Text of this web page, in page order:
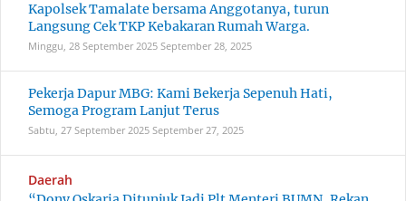
Kapolsek Tamalate bersama Anggotanya, turun
Langsung Cek TKP Kebakaran Rumah Warga.
Minggu, 28 September 2025 September 28, 2025
Pekerja Dapur MBG: Kami Bekerja Sepenuh Hati,
Semoga Program Lanjut Terus
Sabtu, 27 September 2025 September 27, 2025
Daerah